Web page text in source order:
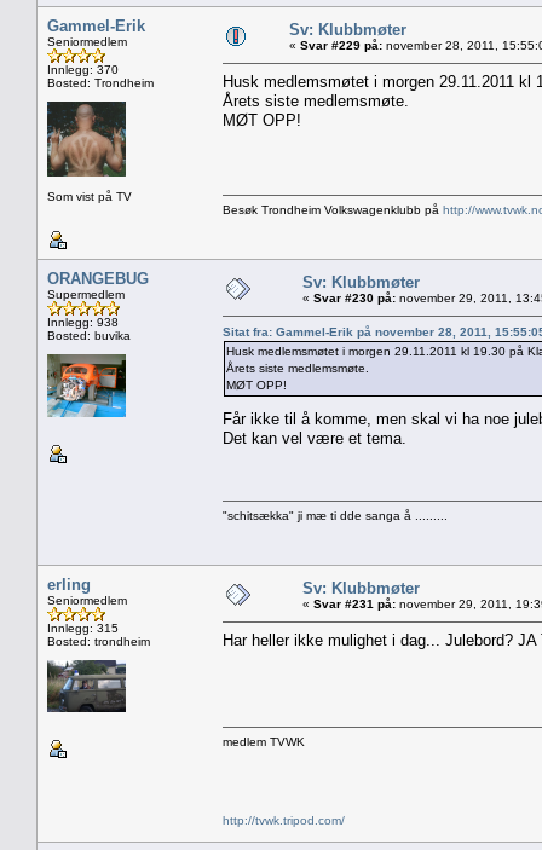
Gammel-Erik
Seniormedlem
Innlegg: 370
Bosted: Trondheim
Som vist på TV
Sv: Klubbmøter
« Svar #229 på: november 28, 2011,
Husk medlemsmøtet i morgen 29.11.2011
Årets siste medlemsmøte.
MØT OPP!
Besøk Trondheim Volkswagenklubb på http://
ORANGEBUG
Supermedlem
Innlegg: 938
Bosted: buvika
Sv: Klubbmøter
« Svar #230 på: november 29, 2011,
Sitat fra: Gammel-Erik på november 28, 2011,
Husk medlemsmøtet i morgen 29.11.2011 kl 19.30 på
Årets siste medlemsmøte.
MØT OPP!
Får ikke til å komme, men skal vi ha noe
Det kan vel være et tema.
"schitsækka" ji mæ ti dde sanga å .........
erling
Seniormedlem
Innlegg: 315
Bosted: trondheim
Sv: Klubbmøter
« Svar #231 på: november 29, 2011,
Har heller ikke mulighet i dag... Julebord? JA
medlem TVWK
http://tvwk.tripod.com/